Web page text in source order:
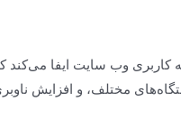
کاربری وب سایت ایفا
مختلف، و افزایش